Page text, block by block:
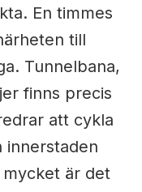
En timmes
till
Tunnelbana,
finns precis
att cykla
innerstaden
är det